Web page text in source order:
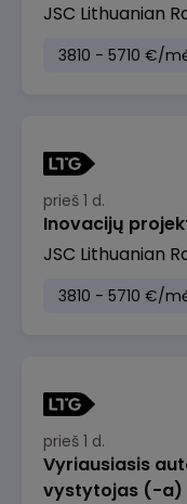
JSC Lithuanian
3810 - 5710 €/
prieš 1 d.
Inovacijų
JSC Lithuanian
3810 - 5710 €/
prieš 1 d.
Vyriausiasis
vystytojas (-a)